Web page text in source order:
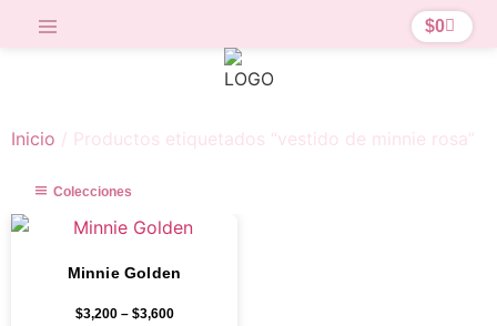
$0
Inicio / Productos etiquetados “vestido de minnie rosa”
Colecciones
Minnie Golden
$3,200 – $3,600